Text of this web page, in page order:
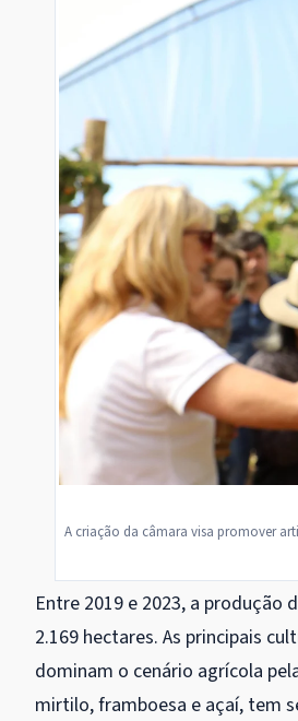
A criação da câmara visa promover
Entre 2019 e 2023, a produção
2.169 hectares. As principais
dominam o cenário agrícola
mirtilo, framboesa e açaí, tem